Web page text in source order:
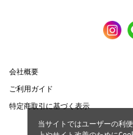
会社概要
ご利用ガイド
特定商取引に基づく表示
当サイトではユーザーの利